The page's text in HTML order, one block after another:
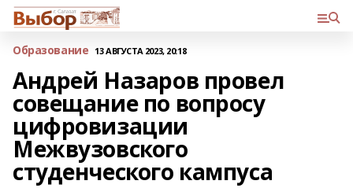
Образование 13 АВГУСТА 2023, 20:18
Андрей Назаров провел
совещание по вопросу
цифровизации
Межвузовского
студенческого кампуса